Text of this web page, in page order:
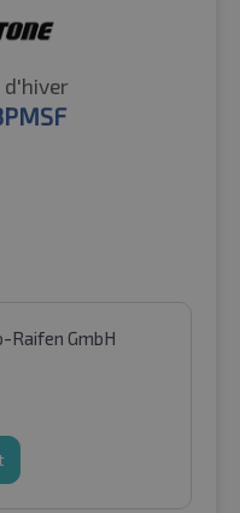
d'hiver
Raifen GmbH